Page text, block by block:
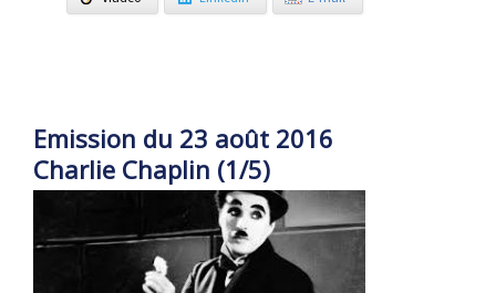
Emission du 23 août 2016
Charlie Chaplin (1/5)